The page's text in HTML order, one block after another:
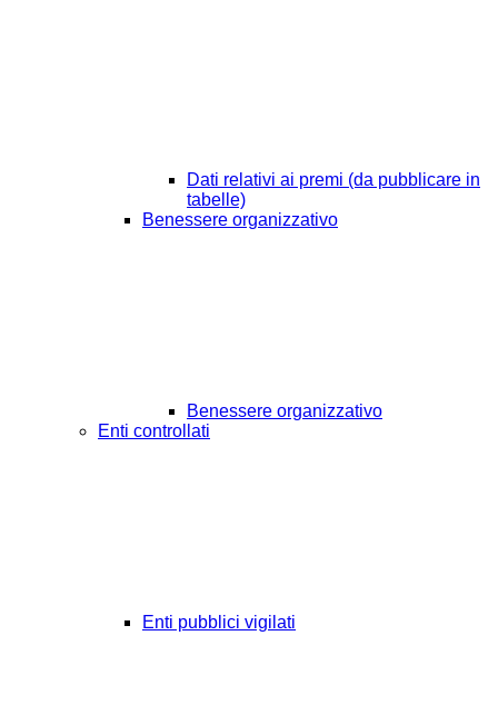
Dati relativi ai premi (da pubblicare in
tabelle)
Benessere organizzativo
Benessere organizzativo
Enti controllati
Enti pubblici vigilati